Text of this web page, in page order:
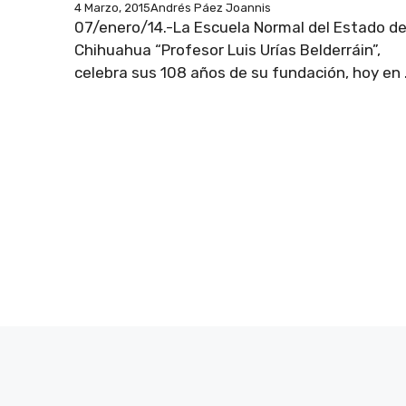
4 Marzo, 2015Andrés Páez Joannis
07/enero/14.-La Escuela Normal del Estado de
Chihuahua “Profesor Luis Urías Belderráin”,
celebra sus 108 años de su fundación, hoy en